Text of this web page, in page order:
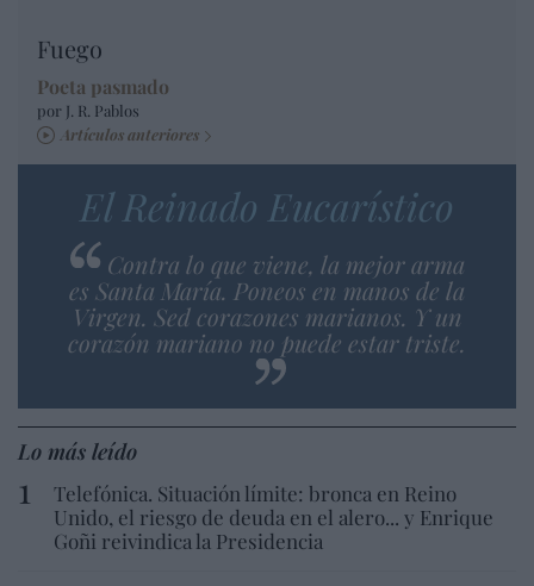
Fuego
Poeta pasmado
por J. R. Pablos
Artículos anteriores
El Reinado Eucarístico
Contra lo que viene, la mejor arma
es Santa María. Poneos en manos de la
Virgen. Sed corazones marianos. Y un
corazón mariano no puede estar triste.
Lo más leído
Telefónica. Situación límite: bronca en Reino
Unido, el riesgo de deuda en el alero... y Enrique
Goñi reivindica la Presidencia